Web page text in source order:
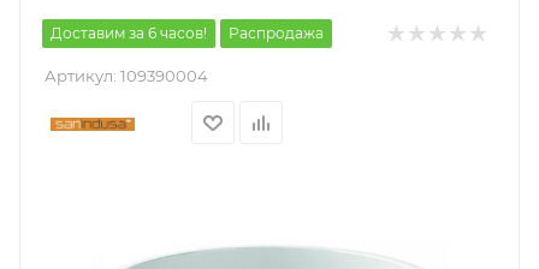
Доставим за 6 часов! Распродажа
Артикул: 109390004